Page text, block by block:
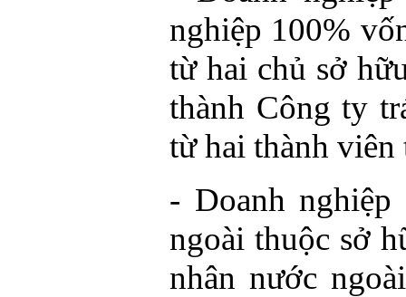
nghiệp 100%
từ hai chủ sở
thành Công ty
từ hai thành viên
- Doanh
ngoài thuộc sở
nhân nước